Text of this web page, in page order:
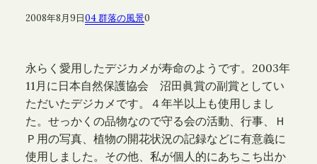
2008年8月9日04 群落の風景0
永らく愛用したデジカメが寿命のようです。2003年
11月に日本自然保護協会 沼田眞賞の副賞としてい
ただいたデジカメです。４年半以上も使用しまし
た。せっかくの品物なので守る会の活動、行事、Ｈ
Ｐ用の写真、植物の開花状況の記録などに有意義に
使用しました。その他、私が個人的にあちこち出か